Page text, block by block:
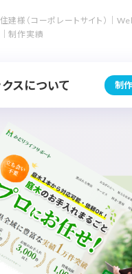
スについて 制
建様（コーポレートサイト）｜
制作実績